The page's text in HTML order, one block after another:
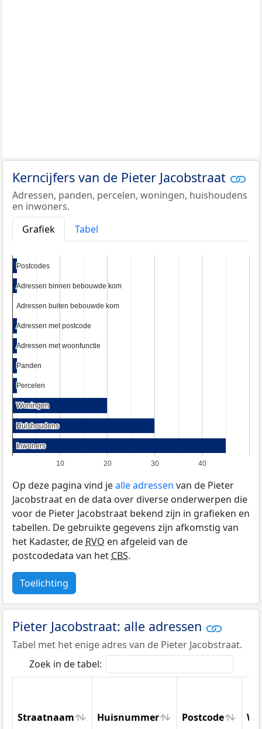
Kerncijfers van de Pieter Jacobstraat
Adressen, panden, percelen, woningen, huishoudens
en inwoners.
Grafiek
Tabel
10 20 30 40
Postcodes
Postcodes
Adressen binnen bebouwde kom
Adressen binnen bebouwde kom
Adressen buiten bebouwde kom
Adressen buiten bebouwde kom
Adressen met postcode
Adressen met postcode
Adressen met woonfunctie
Adressen met woonfunctie
Panden
Panden
Percelen
Percelen
Woningen
Woningen
Huishoudens
Huishoudens
Inwoners
Inwoners
Op deze pagina vind jealle adressen van de Pieter
Jacobstraat en de data over diverse onderwerpen die
voor de Pieter Jacobstraat bekend zijn in grafieken en
tabellen. De gebruikte gegevens zijn afkomstig van
het Kadaster, deRVO en afgeleid van de
postcodedata van hetCBS.
Toelichting
Pieter Jacobstraat: alle adressen
Tabel met het enige adres van de Pieter Jacobstraat.
Zoek in de tabel:
Straatnaam Huisnummer Postcode